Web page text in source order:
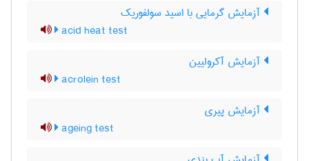
آزمایش گرمایی با اسید سولفوریک
acid heat test
آزمایش آکرولیین
acrolein test
آزمایش پیری
ageing test